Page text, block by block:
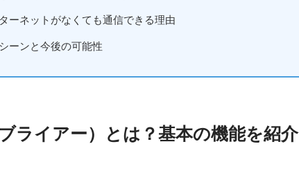
ーネットがなくても通信できる理由
ーンと今後の可能性
ライアー）とは？基本の機能を紹介